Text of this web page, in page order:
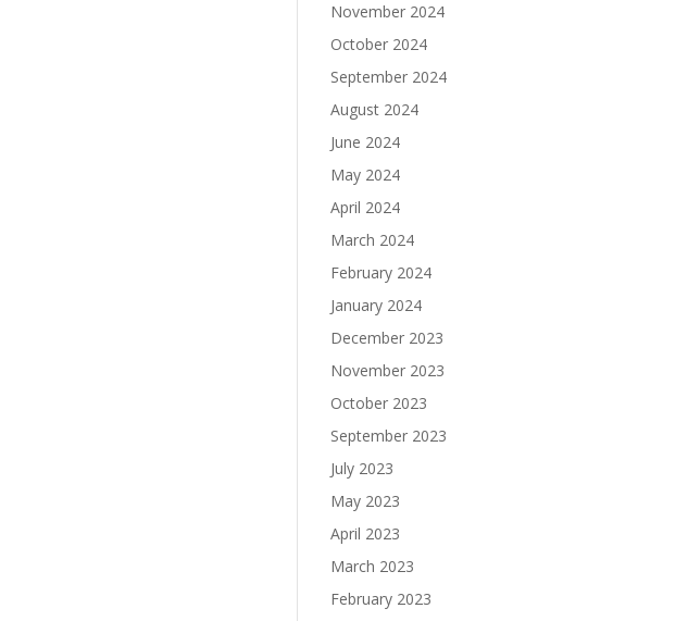
November 2024
October 2024
September 2024
August 2024
June 2024
May 2024
April 2024
March 2024
February 2024
January 2024
December 2023
November 2023
October 2023
September 2023
July 2023
May 2023
April 2023
March 2023
February 2023